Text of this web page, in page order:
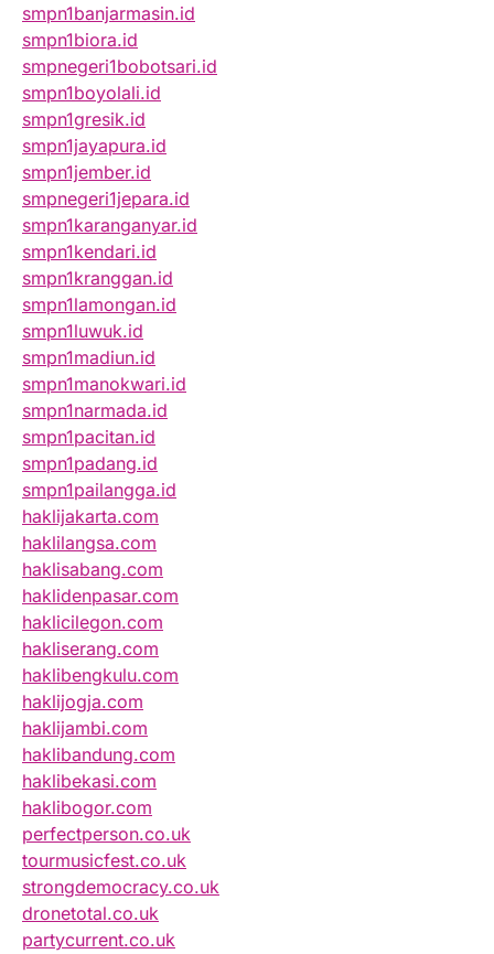
smpn1banjarmasin.id
smpn1biora.id
smpnegeri1bobotsari.id
smpn1boyolali.id
smpn1gresik.id
smpn1jayapura.id
smpn1jember.id
smpnegeri1jepara.id
smpn1karanganyar.id
smpn1kendari.id
smpn1kranggan.id
smpn1lamongan.id
smpn1luwuk.id
smpn1madiun.id
smpn1manokwari.id
smpn1narmada.id
smpn1pacitan.id
smpn1padang.id
smpn1pailangga.id
haklijakarta.com
haklilangsa.com
haklisabang.com
haklidenpasar.com
haklicilegon.com
hakliserang.com
haklibengkulu.com
haklijogja.com
haklijambi.com
haklibandung.com
haklibekasi.com
haklibogor.com
perfectperson.co.uk
tourmusicfest.co.uk
strongdemocracy.co.uk
dronetotal.co.uk
partycurrent.co.uk